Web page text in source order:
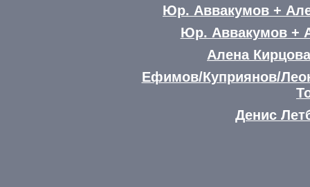
Юр. Аввакумов +
Юр. Аввакумов +
Алена
Ефимов/Куприянов/
Денис